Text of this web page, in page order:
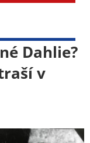
Dahlie?
v